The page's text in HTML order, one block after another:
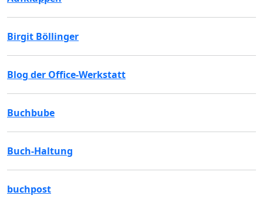
Birgit Böllinger
Blog der Office-Werkstatt
Buchbube
Buch-Haltung
buchpost